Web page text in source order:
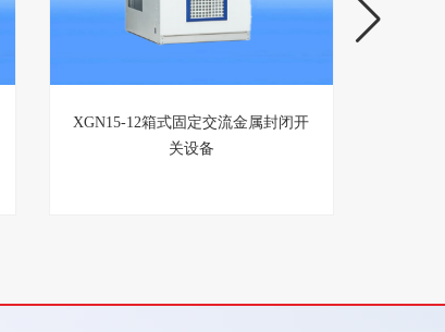
XGN15-12箱式固定交流金属封闭开
关设备